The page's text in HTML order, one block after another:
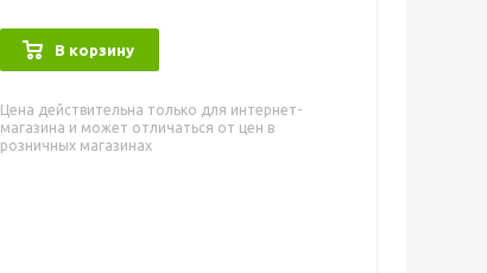
В корзину
Цена действительна только для интернет-
магазина и может отличаться от цен в
розничных магазинах